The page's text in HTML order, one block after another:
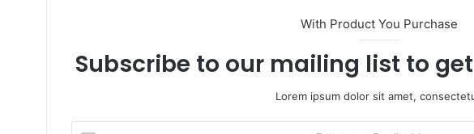
With Product You Purchase
Subscribe to our mailing list to
Lorem ipsum dolor sit amet,